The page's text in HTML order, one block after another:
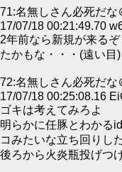
71:名無しさん必死だな
17/07/18 00:21:49.70
2年前なら新規が来る
たかもな・・・(遠い目)
72:名無しさん必死だな
17/07/18 00:25:08.16
ゴキは考えてみろよ
明らかに任豚とわかる
コみたいな立ち回りし
後ろから火炎瓶投げつ